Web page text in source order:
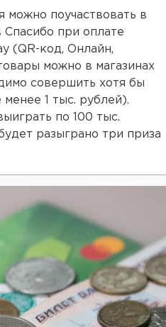
можно поучаствовать в
при оплате
(QR-код, Онлайн,
можно в магазинах
совершить хотя бы
1 тыс. рублей).
по 100 тыс.
разыграно три приза